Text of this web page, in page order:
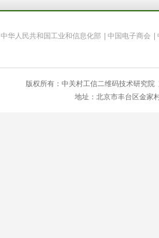
中华人民共和国工业和信息化部 中国电子商会
版权所有：中关村工信二维码技术研究院
地址：北京市丰台区金家